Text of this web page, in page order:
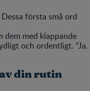
första små ord
dem med klappande
och ordentligt. ”Ja.
din rutin